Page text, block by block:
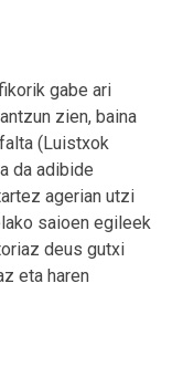
gabe ari
zien, baina
(Luistxok
da adibide
agerian utzi
saioen egileek
deus gutxi
eta haren